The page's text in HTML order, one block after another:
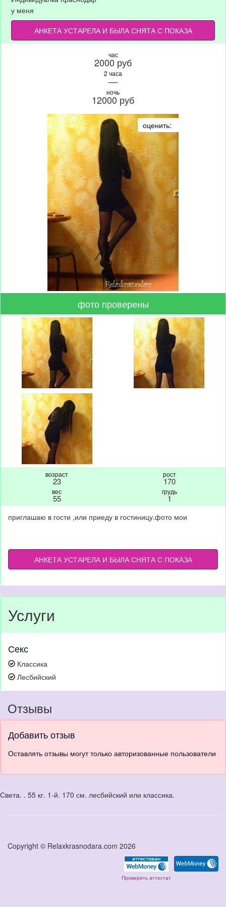
у меня
АНКЕТА УСТАРЕЛА И БЫЛА СНЯТА С ПОКАЗА
час
2000 руб
2 часа
—
ночь
12000 руб
оценить:
фото проверены
возраст
23
рост
170
вес
55
грудь
1
приглашаю в гости ,или приеду в гостиницу.фото мои
АНКЕТА УСТАРЕЛА И БЫЛА СНЯТА С ПОКАЗА
Услуги
Секс
Классика
Лесбийский
Отзывы
Добавить отзыв
Оставлять отзывы могут только авторизованные пользователи
Света. . 55 кг. 1-й. 170 см. лесбийский или классика.
Copyright © Relaxkrasnodara.com 2026
Проверить аттестат